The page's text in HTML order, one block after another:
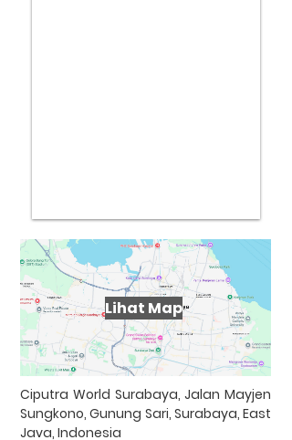
Lihat Map
Ciputra World Surabaya, Jalan Mayjen
Sungkono, Gunung Sari, Surabaya, East
Java, Indonesia